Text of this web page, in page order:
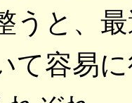
うと、
て容易